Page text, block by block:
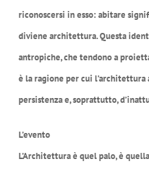
riconoscersi in esso: abitare
diviene architettura. Questa
antropiche, che tendono a
è la ragione per cui l’architettura
persistenza e, soprattutto,
L’evento
L’Architettura è quel palo, è